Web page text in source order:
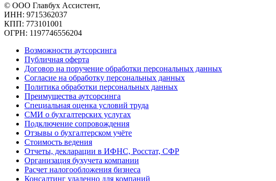
© ООО Главбух Ассистент,
ИНН: 9715362037
КПП: 773101001
ОГРН: 1197746556204
Возможности аутсорсинга
Публичная оферта
Договор на поручение обработки персональных данных
Согласие на обработку персональных данных
Политика обработки персональных данных
Преимущества аутсорсинга
Специальная оценка условий труда
СМИ о бухгалтерских услугах
Подключение сопровождения
Отзывы о бухгалтерском учёте
Стоимость ведения
Отчеты, декларации в ИФНС, Росстат, СФР
Организация бухучета компании
Расчет налогообложения бизнеса
Консалтинг удаленно для компаний